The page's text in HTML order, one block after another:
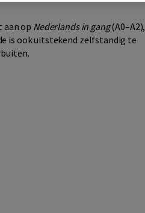
aan op Nederlands in gang(A0–A2),
is ook uitstekend zelfstandig te